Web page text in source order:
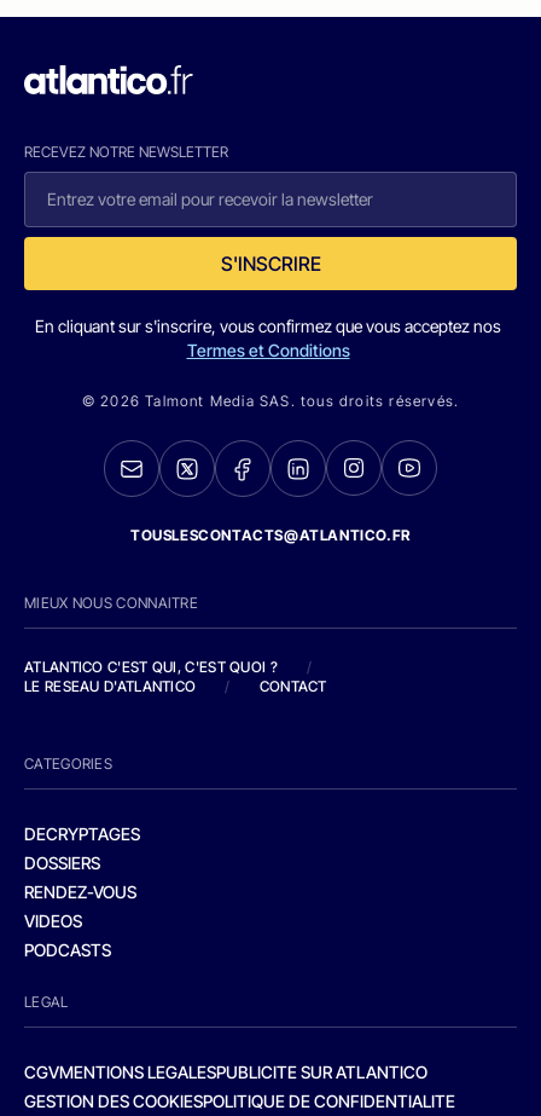
RECEVEZ NOTRE NEWSLETTER
S'INSCRIRE
En cliquant sur s'inscrire, vous confirmez que vous acceptez nos
Termes et Conditions
© 2026 Talmont Media SAS. tous droits réservés.
TOUSLESCONTACTS@ATLANTICO.FR
MIEUX NOUS CONNAITRE
ATLANTICO C'EST QUI, C'EST QUOI ?
/
LE RESEAU D'ATLANTICO
/ CONTACT
CATEGORIES
DECRYPTAGES
DOSSIERS
RENDEZ-VOUS
VIDEOS
PODCASTS
LEGAL
CGVMENTIONS LEGALESPUBLICITE SUR ATLANTICO
GESTION DES COOKIESPOLITIQUE DE CONFIDENTIALITE